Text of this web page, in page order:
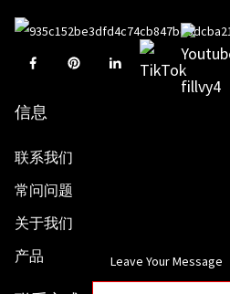
信息
联系我们
常问问题
关于我们
产品
Leave Your Message